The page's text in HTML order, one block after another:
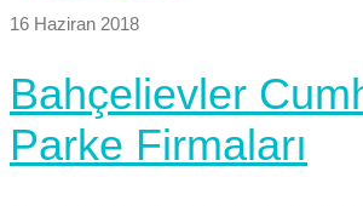
16 Haziran 2018
Bahçelievler
Parke Firmaları